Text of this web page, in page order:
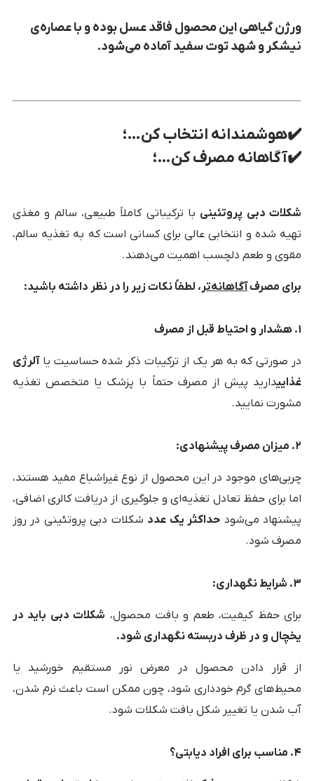
ورژن گیاهی این محصول فاقد عسل بوده و با عصاره‌ی
نیشکر و شهد توت سفید آماده می‌شود.
✔️هوشمندانه انتخاب کن…؛
✔️آگاهانه مصرف کن…؛
شکلات دبی پروتئینی با ترکیباتی کاملاً طبیعی، سالم و مغذی
تهیه شده و انتخابی عالی برای کسانی است که به تغذیه سالم،
مقوی و طعم دلچسب اهمیت می‌دهند.
برای مصرفآگاهانه‌تر، لطفاً نکات زیر را در نظر داشته باشید:
۱. هشدار و احتیاط قبل از مصرف
در صورتی که به هر یک از ترکیبات ذکر شده حساسیت یاآلرژی
غذاییدارید پیش از مصرف حتماً با پزشک یا متخصص تغذیه
مشورت نمایید.
۲. میزان مصرف پیشنهادی:
چربی‌های موجود در این محصول از نوع غیراشباع مفید هستند،
اما برای حفظ تعادل تغذیه‌ای و جلوگیری از دریافت کالری اضافی،
پیشنهاد می‌شود حداکثر یک عدد شکلات دبی پروتئینی در روز
مصرف شود.
۳. شرایط نگهداری:
برای حفظ کیفیت، طعم و بافت محصول، شکلات دبی باید در
یخچال و در ظرف دربسته نگهداری شود.
از قرار دادن محصول در معرض نور مستقیم خورشید یا
محیط‌های گرم خودداری شود، چون ممکن است باعث نرم شدن،
آب شدن یا تغییر شکل بافت شکلات شود.
۴. مناسب برای افراد دیابتی؟